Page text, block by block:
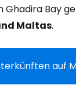
Ghadira Bay
Maltas.
auf